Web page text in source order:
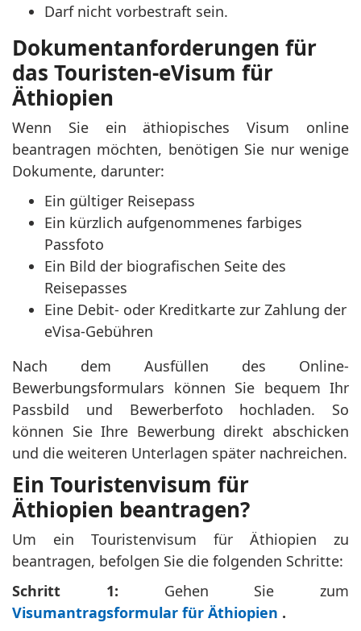
Darf nicht vorbestraft sein.
Dokumentanforderungen für
das Touristen-eVisum für
Äthiopien
Wenn Sie ein äthiopisches Visum online
beantragen möchten, benötigen Sie nur wenige
Dokumente, darunter:
Ein gültiger Reisepass
Ein kürzlich aufgenommenes farbiges
Passfoto
Ein Bild der biografischen Seite des
Reisepasses
Eine Debit- oder Kreditkarte zur Zahlung der
eVisa-Gebühren
Nach dem Ausfüllen des Online-
Bewerbungsformulars können Sie bequem Ihr
Passbild und Bewerberfoto hochladen. So
können Sie Ihre Bewerbung direkt abschicken
und die weiteren Unterlagen später nachreichen.
Ein Touristenvisum für
Äthiopien beantragen?
Um ein Touristenvisum für Äthiopien zu
beantragen, befolgen Sie die folgenden Schritte:
Schritt 1: Gehen Sie zum
Visumantragsformular für Äthiopien .